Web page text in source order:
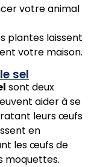
votre animal
plantes laissent
votre maison.
sel
sont deux
aider à se
leurs œufs
en
les œufs de
moquettes.